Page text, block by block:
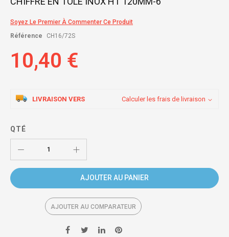
beginning
of
gallery
Soyez Le Premier À Commenter Ce Produit
Référence
CH16/72S
10,40 €
LIVRAISON VERS Calculer les frais de livraison
QTÉ
AJOUTER AU PANIER
AJOUTER AU COMPARATEUR